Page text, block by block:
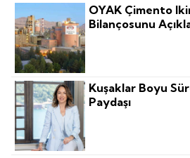
OYAK Çimento
Bilançosunu
Kuşaklar Boyu
Paydaşı